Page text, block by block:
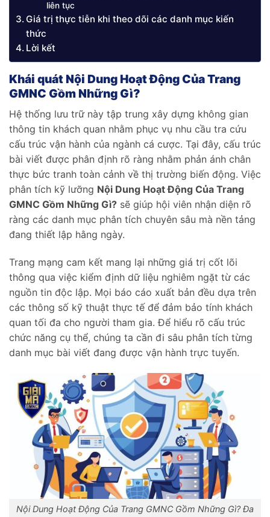
liên tục
Giá trị thực tiễn khi theo dõi các danh mục kiến
thức
Lời kết
Khái quát Nội Dung Hoạt Động Của Trang
GMNC Gồm Những Gì?
Hệ thống lưu trữ này tập trung xây dựng không gian
thông tin khách quan nhằm phục vụ nhu cầu tra cứu
cấu trúc vận hành của ngành cá cược. Tại đây, cấu trúc
bài viết được phân định rõ ràng nhằm phản ánh chân
thực bức tranh toàn cảnh về thị trường biến động. Việc
phân tích kỹ lưỡng Nội Dung Hoạt Động Của Trang
GMNC Gồm Những Gì? sẽ giúp hội viên nhận diện rõ
ràng các danh mục phân tích chuyên sâu mà nền tảng
đang thiết lập hằng ngày.
Trang mạng cam kết mang lại những giá trị cốt lõi
thông qua việc kiểm định dữ liệu nghiêm ngặt từ các
nguồn tin độc lập. Mọi báo cáo xuất bản đều dựa trên
các thông số kỹ thuật thực tế để đảm bảo tính khách
quan tối đa cho người tham gia. Để hiểu rõ cấu trúc
chức năng cụ thể, chúng ta cần đi sâu phân tích từng
danh mục bài viết đang được vận hành trực tuyến.
Nội Dung Hoạt Động Của Trang GMNC Gồm Những Gì? Đa